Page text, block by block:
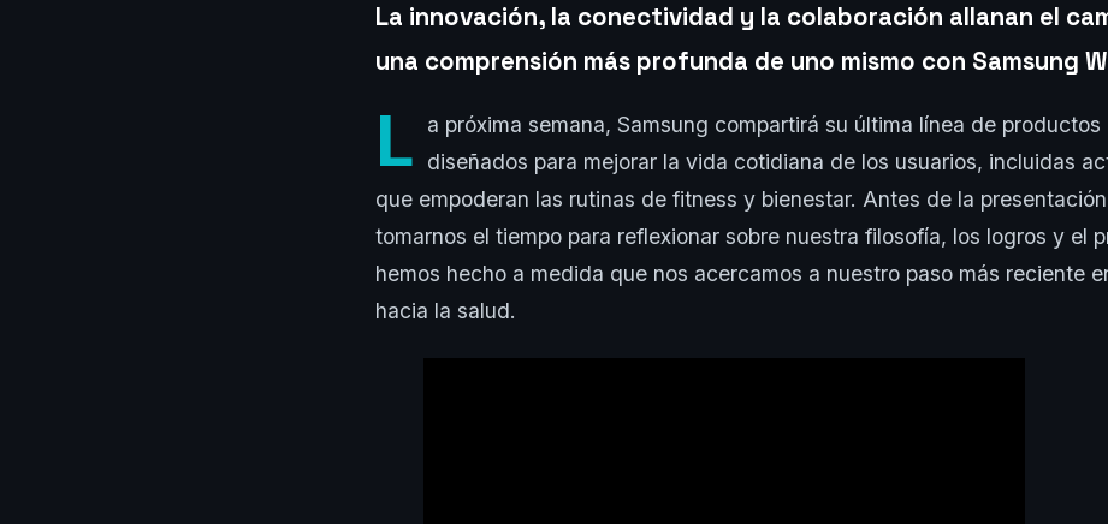
La innovación, la conectividad y la colaboración allanan el
una comprensión más profunda de uno mismo con Samsung
L
a próxima semana, Samsung compartirá su última línea de productos
diseñados para mejorar la vida cotidiana de los usuarios, incluidas
que empoderan las rutinas de fitness y bienestar. Antes de la
tomarnos el tiempo para reflexionar sobre nuestra filosofía, los logros y el
hemos hecho a medida que nos acercamos a nuestro paso más reciente
hacia la salud.